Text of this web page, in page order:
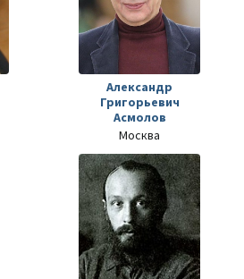
Александр
Григорьевич
Асмолов
Москва